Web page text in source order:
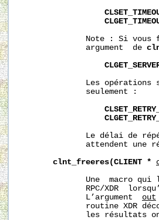
Note : Si vous
              argument  de
Les opérations
              seulement :
Le délai de
attendent une
clnt_freeres(CLIENT *
Une  macro qui
RPC/XDR
              L’argument
out
routine XDR
les résultats